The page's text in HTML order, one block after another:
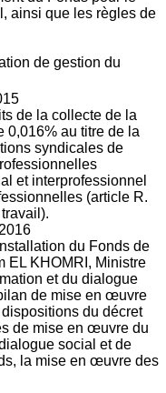
ainsi que les règles de
de gestion du
de la collecte de la
0,016% au titre de la
syndicales de
et interprofessionnel
(article R.
du Fonds de
EL KHOMRI, Ministre
et du dialogue
de mise en œuvre
du décret
de mise en œuvre du
social et de
la mise en œuvre des